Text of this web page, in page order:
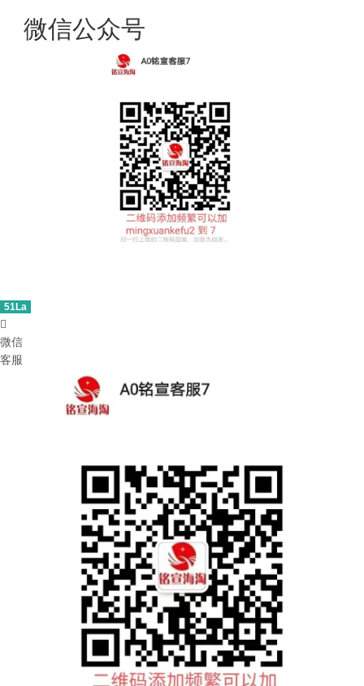
微信公众号
51La

微信
客服